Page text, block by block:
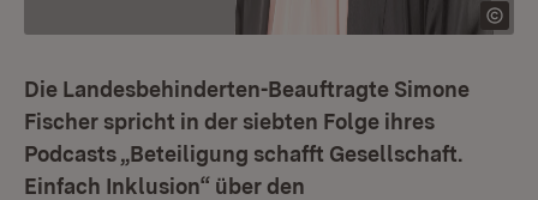
Die Landesbehinderten-Beauftragte Simone
Fischer spricht in der siebten Folge ihres
Podcasts „Beteiligung schafft Gesellschaft.
Einfach Inklusion“ über den